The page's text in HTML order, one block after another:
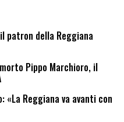
patron della Reggiana
Pippo Marchioro, il
«La Reggiana va avanti con